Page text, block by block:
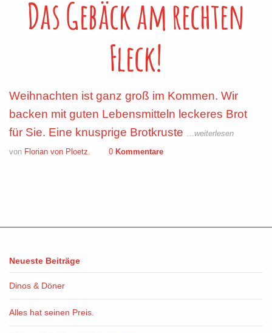
Das Gebäck am rechten
Fleck!
Weihnachten ist ganz groß im Kommen. Wir
backen mit guten Lebensmitteln leckeres Brot
für Sie. Eine knusprige Brotkruste
...weiterlesen
von Florian von Ploetz. 0 Kommentare
Neueste Beiträge
Dinos & Döner
Alles hat seinen Preis.